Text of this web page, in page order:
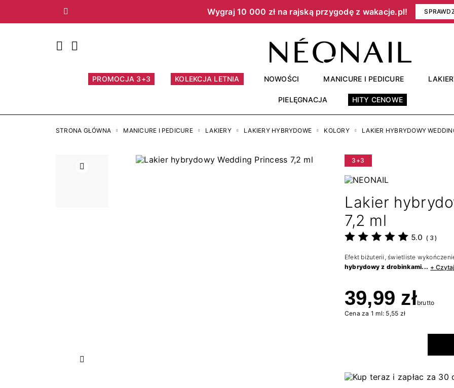
Wygraj 10 000 zł na rajską przygodę z wakacje.pl!​
Poprzedni
PROMOCJA 3+3 KOLEKCJA LETNIA NOWOŚCI MANICURE I PEDICURE
PIELĘGNACJA HITY CENOWE
STRONA GŁÓWNA MANICURE I PEDICURE LAKIERY LAKIERY HYBRYDOWE KOLORY LAKIER HYBRYDOWY
Poprzedni
Następny
3+3
Lakier
7,2 ml
5.0 ( 3 )
Efekt biżuterii, świetliste
hybrydowy z drobinkami... +
39,99 złbrutto
Cena za 1 ml: 5,55 zł